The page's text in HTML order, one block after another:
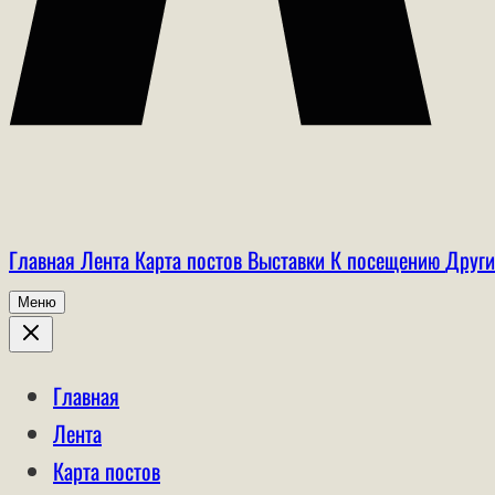
Главная Лента Карта постов Выставки К посещению
Меню
Главная
Лента
Карта постов